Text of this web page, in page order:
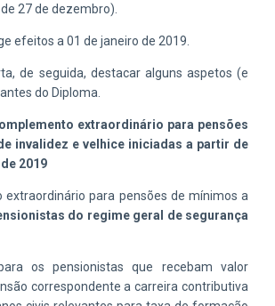
27 de dezembro).
efeitos a 01 de janeiro de 2019.
de seguida, destacar alguns aspetos (e
do Diploma.
extraordinário para pensões
invalidez e velhice iniciadas a partir de
2019
extraordinário para pensões de mínimos a
do regime geral de segurança
os pensionistas que recebam valor
correspondente a carreira contributiva